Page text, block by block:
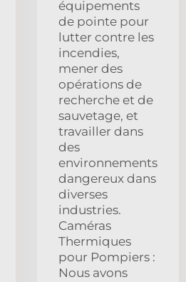
équipements
de pointe pour
lutter contre les
incendies,
mener des
opérations de
recherche et de
sauvetage, et
travailler dans
des
environnements
dangereux dans
diverses
industries.
Caméras
Thermiques
pour Pompiers :
Nous avons